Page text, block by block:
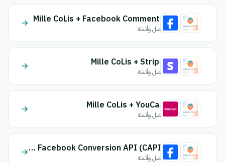
Mille CoLis + Facebook Comments
اتصل وأتمتة
Mille CoLis + Stripe
اتصل وأتمتة
Mille CoLis + YouCan
اتصل وأتمتة
Mille CoLis + Facebook Conversion API (CAPI)
اتصل وأتمتة